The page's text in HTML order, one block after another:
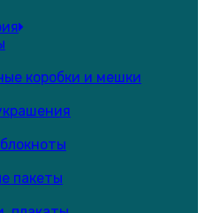
коробки и мешки
пакеты